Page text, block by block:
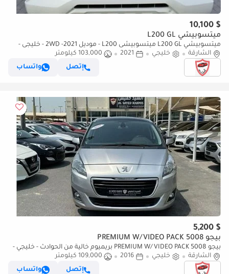
$ 10,100
ميتسوبيشي L200 GL
ميتسوبيشي L200 GL ميتسوبيشى L200 - موديل 2021- 2WD - خليجى -
بدون حوادث -محرك 2.4L - بحاله ممتازه
الشارقة خليجي 2021
103,000 كيلومتر
إتصل
واتساب
$ 5,200
بيجو 5008 PREMIUM W/VIDEO PACK
بيجو 5008 PREMIUM W/VIDEO PACK بريميوم خالية من الحوادث - خليجي -
رقم واحد الفل - مكينة 1600 سي سي - السيارة ب
الشارقة خليجي 2016
109,000 كيلومتر
إتصل
واتساب